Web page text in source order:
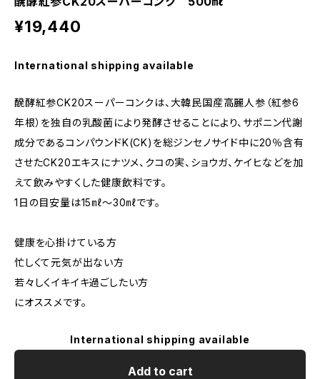
¥19,440
International shipping available
醗酵紅参CK20スーパーコンクは、大韓民国産高麗人参（紅参6
年根）を独自の乳酸菌により発酵させることにより、サポニン代謝
成分であるコンパウンドK(CK)を総ジンセノサイド中に20％含有
させたCK20エキスにナツメ、クコの実、ショウガ、ケイヒなどを加
えて飲みやすくした健康飲料です。
1日の目安量は15㎖～30㎖です。
健康を心掛けている方
忙しくて元気が出ない方
若々しくイキイキ過ごしたい方
にオススメです。
International shipping available
Add to cart